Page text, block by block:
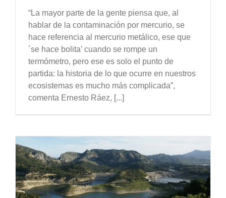
“La mayor parte de la gente piensa que, al
hablar de la contaminación por mercurio, se
hace referencia al mercurio metálico, ese que
´se hace bolita’ cuando se rompe un
termómetro, pero ese es solo el punto de
partida: la historia de lo que ocurre en nuestros
ecosistemas es mucho más complicada”,
comenta Ernesto Ráez, [...]